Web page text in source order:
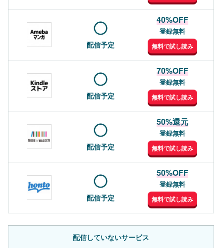
配信予定
40%OFF
登録無料
無料で試し読み
配信予定
70%OFF
登録無料
無料で試し読み
配信予定
50%還元
登録無料
無料で試し読み
配信予定
50%OFF
登録無料
無料で試し読み
配信していないサービス